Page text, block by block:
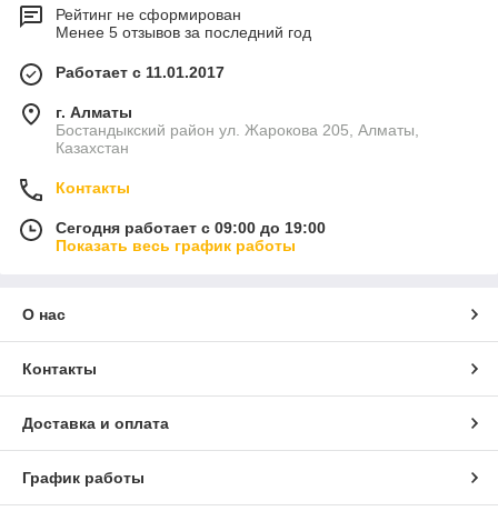
Рейтинг не сформирован
Менее 5 отзывов за последний год
Работает с 11.01.2017
г. Алматы
Бостандыкский район ул. Жарокова 205, Алматы,
Казахстан
Контакты
Сегодня работает с 09:00 до 19:00
Показать весь график работы
О нас
Контакты
Доставка и оплата
График работы